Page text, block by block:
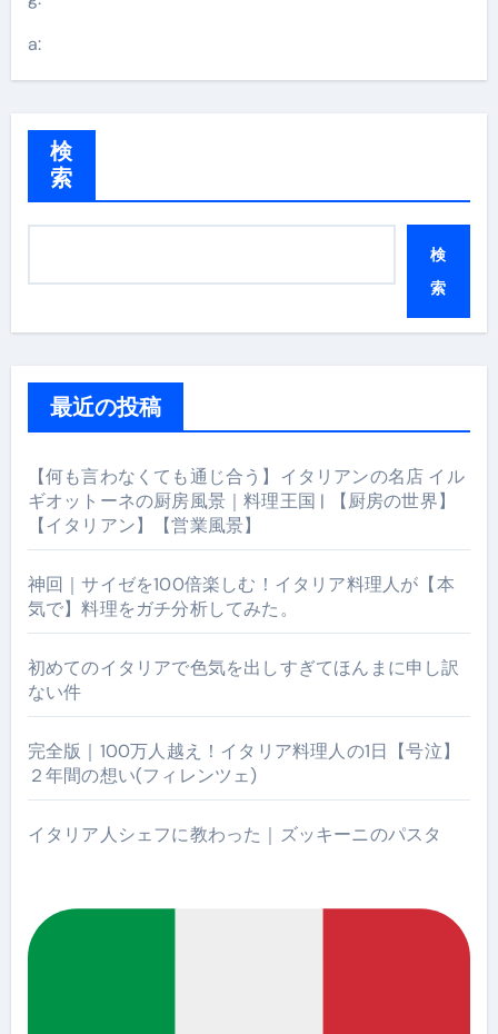
a:
検
索
検
索
最近の投稿
【何も言わなくても通じ合う】イタリアンの名店 イル
ギオットーネの厨房風景｜料理王国 | 【厨房の世界】
【イタリアン】【営業風景】
神回｜サイゼを100倍楽しむ！イタリア料理人が【本
気で】料理をガチ分析してみた。
初めてのイタリアで色気を出しすぎてほんまに申し訳
ない件
完全版｜100万人越え！イタリア料理人の1日【号泣】
２年間の想い(フィレンツェ)
イタリア人シェフに教わった｜ズッキーニのパスタ